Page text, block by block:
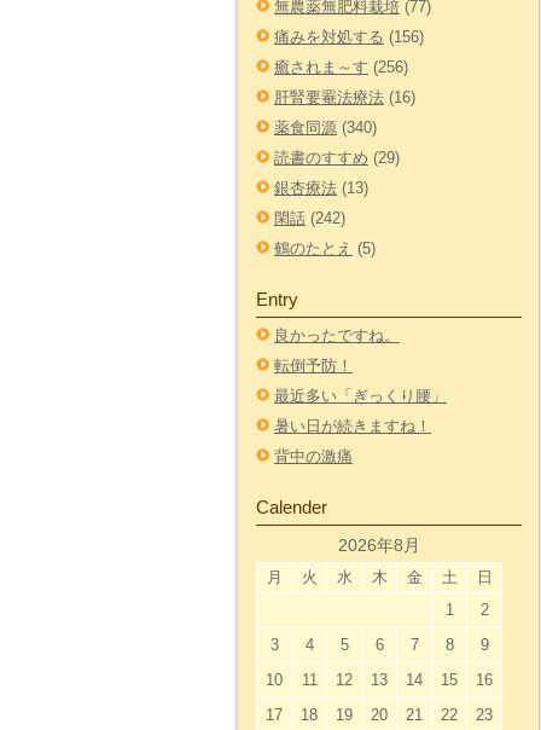
無農薬無肥料栽培 (77)
痛みを対処する (156)
癒されま～す (256)
肝腎要罨法療法 (16)
薬食同源 (340)
読書のすすめ (29)
銀杏療法 (13)
閑話 (242)
鶴のたとえ (5)
Entry
良かったですね。
転倒予防！
最近多い「ぎっくり腰」
暑い日が続きますね！
背中の激痛
Calender
2026年8月
月 火 水 木 金 土 日
1
2
3
4 5 6 7 8
9
10
11 12 13 14 15
16
17
18 19 20 21 22
23